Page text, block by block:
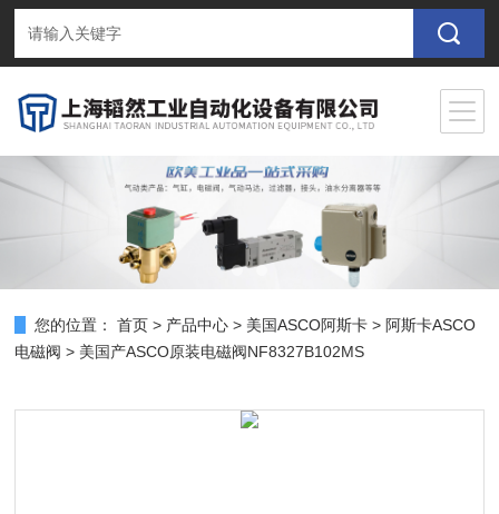
您的位置： 首页 > 产品中心 > 美国ASCO阿斯卡 > 阿斯卡ASCO
电磁阀 > 美国产ASCO原装电磁阀NF8327B102MS